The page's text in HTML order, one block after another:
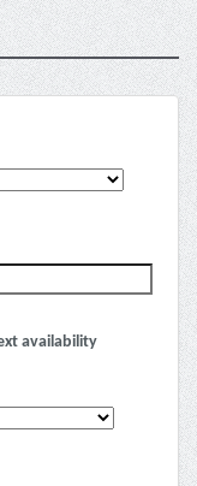
availability